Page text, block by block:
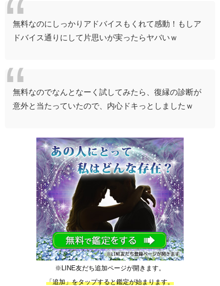
無料なのにしっかりアドバイスもくれて感動！もしア
ドバイス通りにして片思いが実ったらヤバいｗ
無料なのでなんとなーく試してみたら、 復縁の診断が
意外と当たっていたので、 内心ドキっとしましたｗ
※LINE友だち追加ページが開きます。
「追加」をタップすると鑑定が始まります。